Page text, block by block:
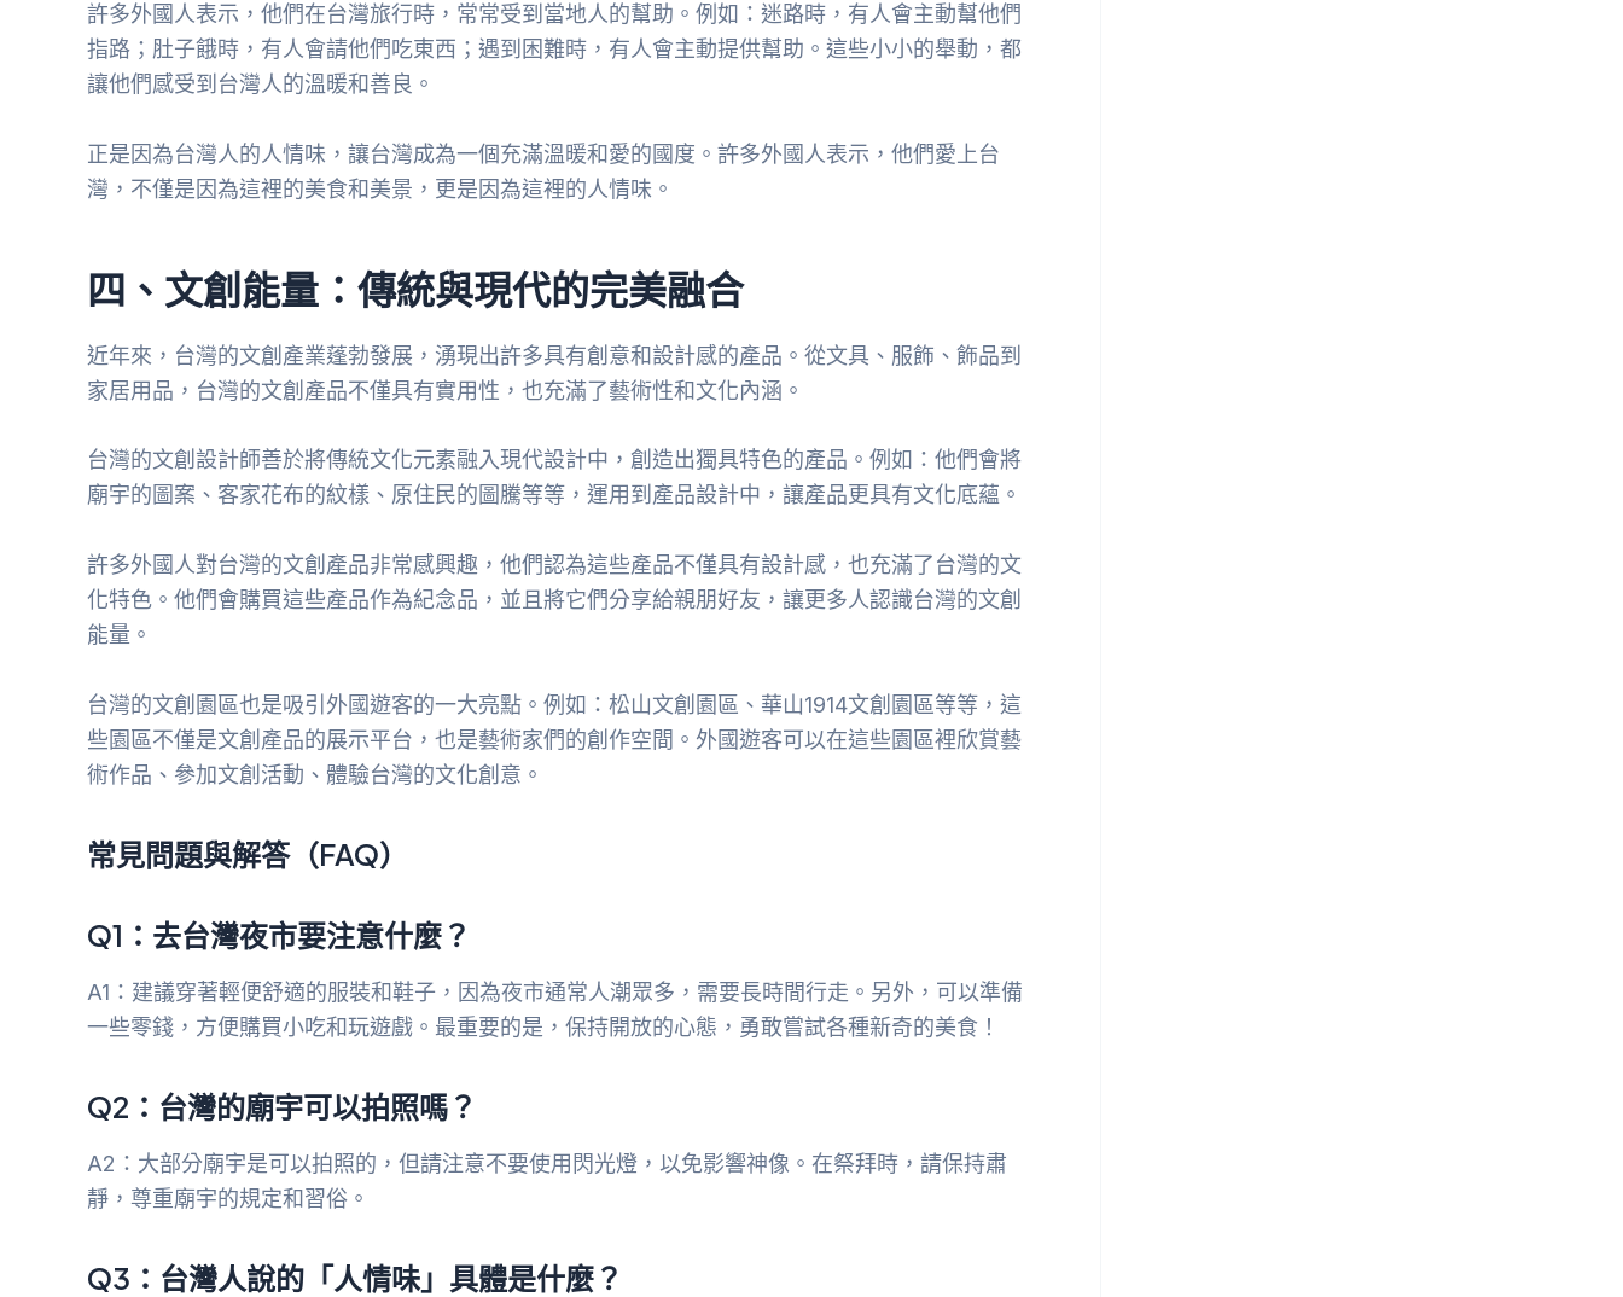
許多外國人表示，他們在台灣旅行時，常常受到當地人的幫助。例如：迷路時，有人會主動幫他們
指路；肚子餓時，有人會請他們吃東西；遇到困難時，有人會主動提供幫助。這些小小的舉動，都
讓他們感受到台灣人的溫暖和善良。
正是因為台灣人的人情味，讓台灣成為一個充滿溫暖和愛的國度。許多外國人表示，他們愛上台
灣，不僅是因為這裡的美食和美景，更是因為這裡的人情味。
四、文創能量：傳統與現代的完美融合
近年來，台灣的文創產業蓬勃發展，湧現出許多具有創意和設計感的產品。從文具、服飾、飾品到
家居用品，台灣的文創產品不僅具有實用性，也充滿了藝術性和文化內涵。
台灣的文創設計師善於將傳統文化元素融入現代設計中，創造出獨具特色的產品。例如：他們會將
廟宇的圖案、客家花布的紋樣、原住民的圖騰等等，運用到產品設計中，讓產品更具有文化底蘊。
許多外國人對台灣的文創產品非常感興趣，他們認為這些產品不僅具有設計感，也充滿了台灣的文
化特色。他們會購買這些產品作為紀念品，並且將它們分享給親朋好友，讓更多人認識台灣的文創
能量。
台灣的文創園區也是吸引外國遊客的一大亮點。例如：松山文創園區、華山1914文創園區等等，這
些園區不僅是文創產品的展示平台，也是藝術家們的創作空間。外國遊客可以在這些園區裡欣賞藝
術作品、參加文創活動、體驗台灣的文化創意。
常見問題與解答（FAQ）
Q1：去台灣夜市要注意什麼？
A1：建議穿著輕便舒適的服裝和鞋子，因為夜市通常人潮眾多，需要長時間行走。另外，可以準備
一些零錢，方便購買小吃和玩遊戲。最重要的是，保持開放的心態，勇敢嘗試各種新奇的美食！
Q2：台灣的廟宇可以拍照嗎？
A2：大部分廟宇是可以拍照的，但請注意不要使用閃光燈，以免影響神像。在祭拜時，請保持肅
靜，尊重廟宇的規定和習俗。
Q3：台灣人說的「人情味」具體是什麼？